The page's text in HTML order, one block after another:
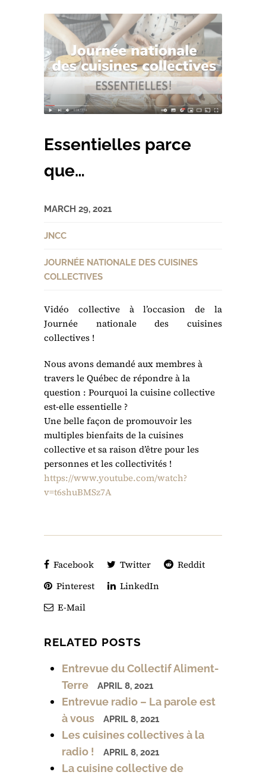
Essentielles parce
que…
MARCH 29, 2021
JNCC
JOURNÉE NATIONALE DES CUISINES
COLLECTIVES
Vidéo collective à l’occasion de la
Journée nationale des cuisines
collectives !
Nous avons demandé aux membres à
travers le Québec de répondre à la
question : Pourquoi la cuisine collective
est-elle essentielle ?
Une belle façon de promouvoir les
multiples bienfaits de la cuisines
collective et sa raison d’être pour les
personnes et les collectivités !
https://www.youtube.com/watch?
v=t6shuBMSz7A
Facebook Twitter
Reddit
Pinterest
LinkedIn
E-Mail
RELATED POSTS
Entrevue du Collectif Aliment-
Terre
APRIL 8, 2021
Entrevue radio – La parole est
à vous
APRIL 8, 2021
Les cuisines collectives à la
radio !
APRIL 8, 2021
La cuisine collective de